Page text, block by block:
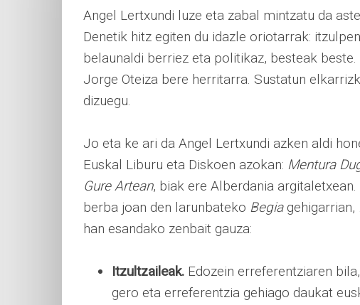
Angel Lertxundi luze eta zabal mintzatu da
Denetik hitz egiten du idazle oriotarrak:
belaunaldi berriez eta politikaz, besteak
Jorge Oteiza bere herritarra. Sustatun
dizuegu.
Jo eta ke ari da Angel Lertxundi azken aldi
Euskal Liburu eta Diskoen azokan: Mentura
Gure Artean, biak ere Alberdania
berba joan den larunbateko Begiagehigarrian,
han esandako zenbait gauza:
Itzultzaileak. Edozein erreferentziaren
gero eta erreferentzia gehiago daukat